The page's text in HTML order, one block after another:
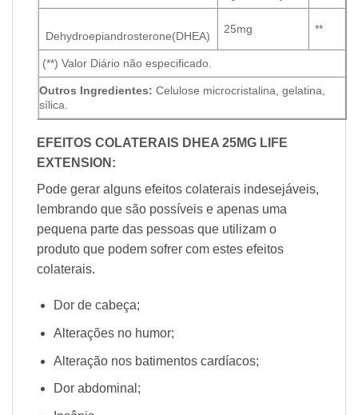
Dehydroepiandrosterone(DHEA)
25mg **
(**) Valor Diário não especificado.
Outros Ingredientes: Celulose microcristalina, gelatina,
sílica.
EFEITOS COLATERAIS DHEA 25MG LIFE
EXTENSION :
Pode gerar alguns efeitos colaterais indesejáveis,
lembrando que são possíveis e apenas uma
pequena parte das pessoas que utilizam o
produto que podem sofrer com estes efeitos
colaterais.
Dor de cabeça;
Alterações no humor;
Alteração nos batimentos cardíacos;
Dor abdominal;